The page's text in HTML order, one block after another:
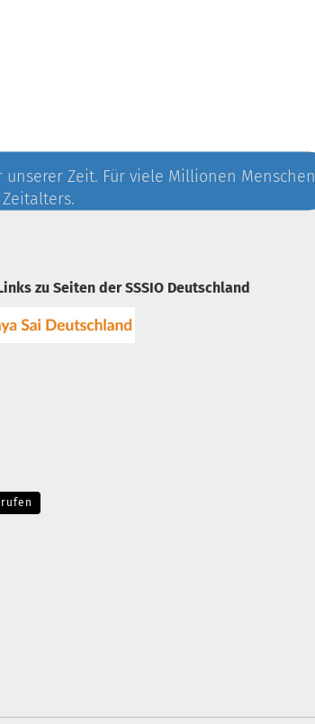
Zeit. Für viele Millionen Menschen
zu Seiten der SSSIO Deutschland